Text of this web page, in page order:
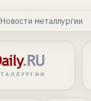
Новости металлургии